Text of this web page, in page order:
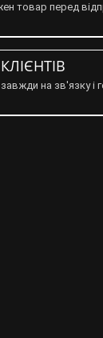
товар перед
на зв'язку і